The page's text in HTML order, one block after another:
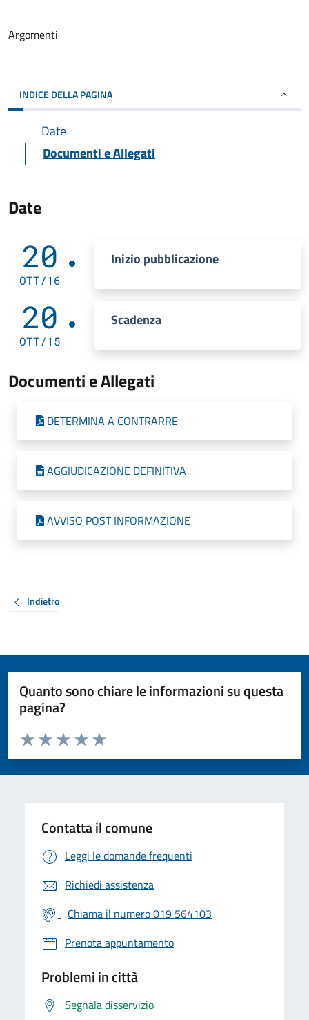
Argomenti
INDICE DELLA PAGINA
Date
Documenti e Allegati
Date
20
OTT/16
Inizio pubblicazione
20
OTT/15
Scadenza
Documenti e Allegati
DETERMINA A CONTRARRE
AGGIUDICAZIONE DEFINITIVA
AVVISO POST INFORMAZIONE
Indietro
Quanto sono chiare le informazioni su questa
pagina?
Valuta da 1 a 5 stelle la pagina
Valuta 5 stelle su 5
Valuta 4 stelle su 5
Valuta 3 stelle su 5
Valuta 2 stelle su 5
Valuta 1 stelle su 5
Contatta il comune
Leggi le domande frequenti
Richiedi assistenza
Chiama il numero 019 564103
Prenota appuntamento
Problemi in città
Segnala disservizio